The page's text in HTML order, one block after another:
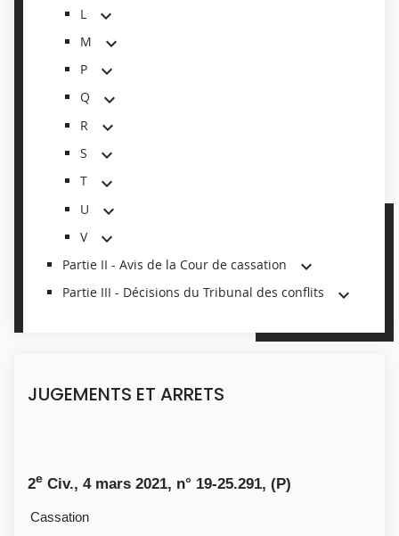
L
M
P
Q
R
S
T
U
V
Partie II - Avis de la Cour de cassation
Partie III - Décisions du Tribunal des conflits
JUGEMENTS ET ARRETS
2e Civ., 4 mars 2021, n° 19-25.291, (P)
Cassation